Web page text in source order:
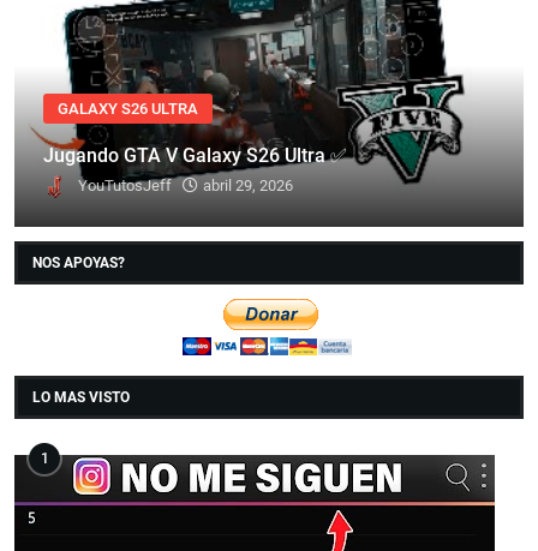
GALAXY S26 ULTRA
Jugando GTA V Galaxy S26 Ultra ✅
YouTutosJeff abril 29, 2026
NOS APOYAS?
LO MAS VISTO